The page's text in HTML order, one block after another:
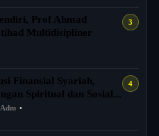
Prof Ahmad
Multidisipliner
Finansial Syariah,
Spiritual dan Sosial...
Adm •